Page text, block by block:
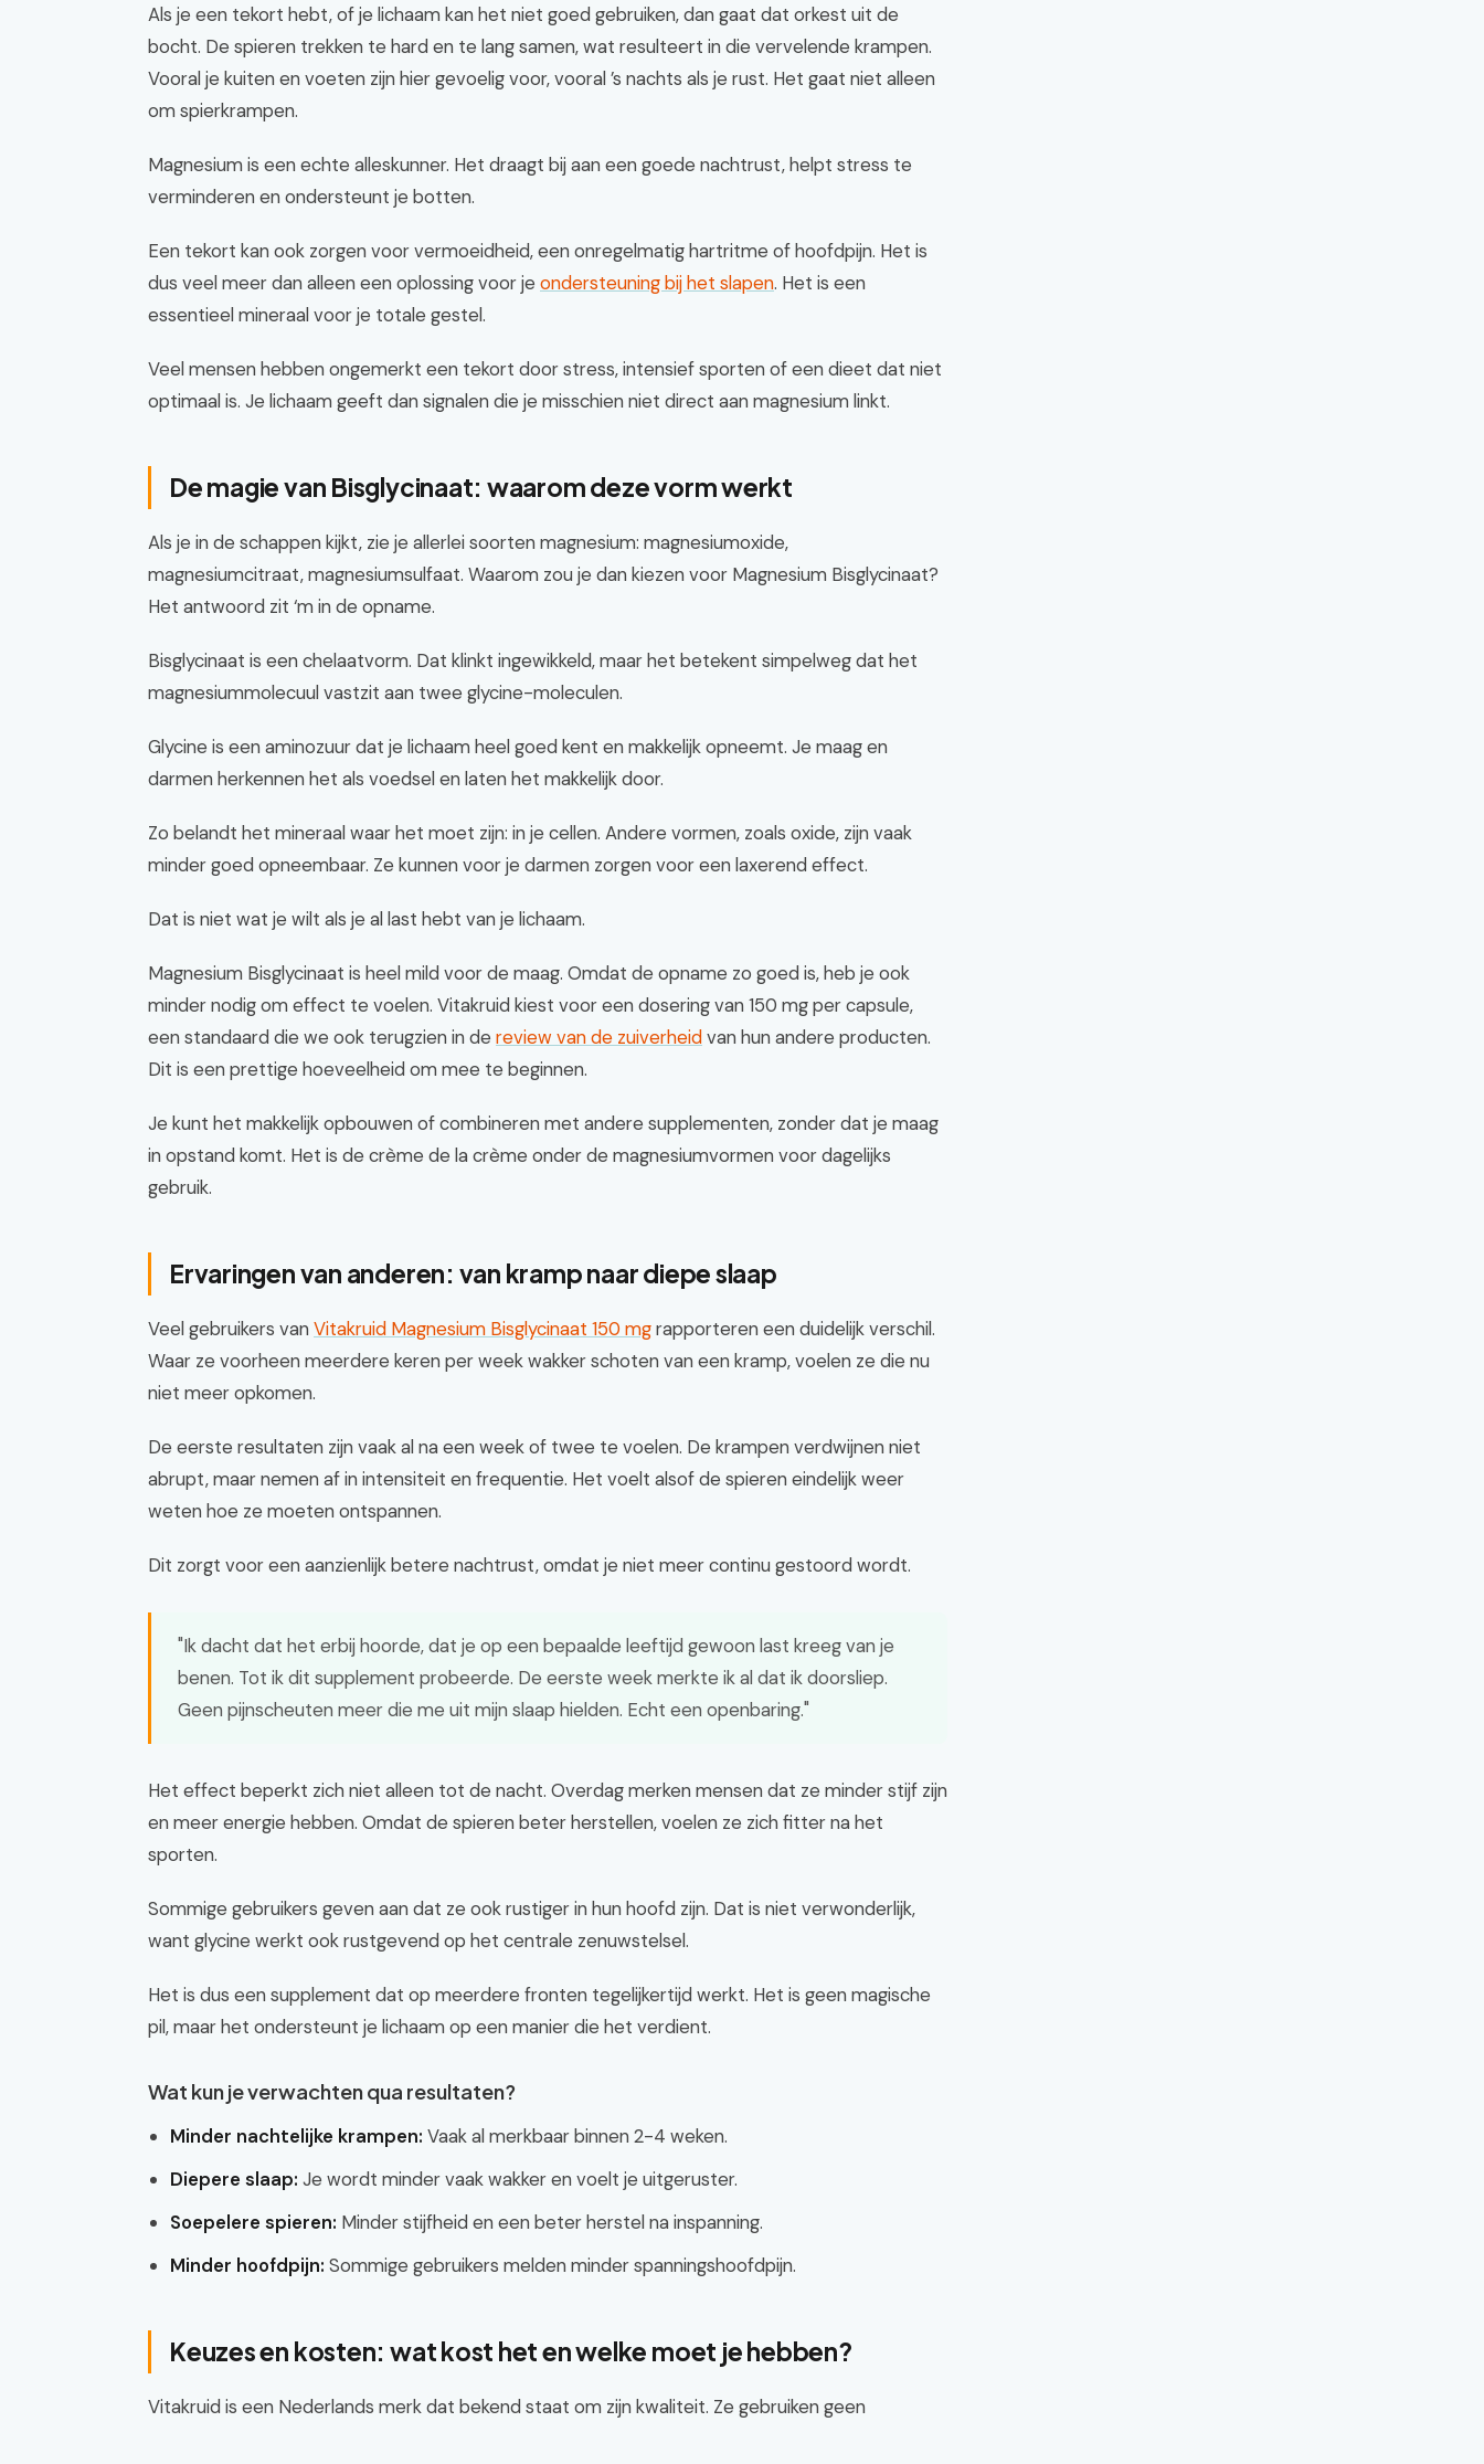
Als je een tekort hebt, of je lichaam kan het niet goed gebruiken, dan gaat dat orkest uit de
bocht. De spieren trekken te hard en te lang samen, wat resulteert in die vervelende krampen.
Vooral je kuiten en voeten zijn hier gevoelig voor, vooral ’s nachts als je rust. Het gaat niet alleen
om spierkrampen.
Magnesium is een echte alleskunner. Het draagt bij aan een goede nachtrust, helpt stress te
verminderen en ondersteunt je botten.
Een tekort kan ook zorgen voor vermoeidheid, een onregelmatig hartritme of hoofdpijn. Het is
dus veel meer dan alleen een oplossing voor je ondersteuning bij het slapen. Het is een
essentieel mineraal voor je totale gestel.
Veel mensen hebben ongemerkt een tekort door stress, intensief sporten of een dieet dat niet
optimaal is. Je lichaam geeft dan signalen die je misschien niet direct aan magnesium linkt.
De magie van Bisglycinaat: waarom deze vorm werkt
Als je in de schappen kijkt, zie je allerlei soorten magnesium: magnesiumoxide,
magnesiumcitraat, magnesiumsulfaat. Waarom zou je dan kiezen voor Magnesium Bisglycinaat?
Het antwoord zit ‘m in de opname.
Bisglycinaat is een chelaatvorm. Dat klinkt ingewikkeld, maar het betekent simpelweg dat het
magnesiummolecuul vastzit aan twee glycine-moleculen.
Glycine is een aminozuur dat je lichaam heel goed kent en makkelijk opneemt. Je maag en
darmen herkennen het als voedsel en laten het makkelijk door.
Zo belandt het mineraal waar het moet zijn: in je cellen. Andere vormen, zoals oxide, zijn vaak
minder goed opneembaar. Ze kunnen voor je darmen zorgen voor een laxerend effect.
Dat is niet wat je wilt als je al last hebt van je lichaam.
Magnesium Bisglycinaat is heel mild voor de maag. Omdat de opname zo goed is, heb je ook
minder nodig om effect te voelen. Vitakruid kiest voor een dosering van 150 mg per capsule,
een standaard die we ook terugzien in de review van de zuiverheidvan hun andere producten.
Dit is een prettige hoeveelheid om mee te beginnen.
Je kunt het makkelijk opbouwen of combineren met andere supplementen, zonder dat je maag
in opstand komt. Het is de crème de la crème onder de magnesiumvormen voor dagelijks
gebruik.
Ervaringen van anderen: van kramp naar diepe slaap
Veel gebruikers vanVitakruid Magnesium Bisglycinaat 150 mgrapporteren een duidelijk verschil.
Waar ze voorheen meerdere keren per week wakker schoten van een kramp, voelen ze die nu
niet meer opkomen.
De eerste resultaten zijn vaak al na een week of twee te voelen. De krampen verdwijnen niet
abrupt, maar nemen af in intensiteit en frequentie. Het voelt alsof de spieren eindelijk weer
weten hoe ze moeten ontspannen.
Dit zorgt voor een aanzienlijk betere nachtrust, omdat je niet meer continu gestoord wordt.
"Ik dacht dat het erbij hoorde, dat je op een bepaalde leeftijd gewoon last kreeg van je
benen. Tot ik dit supplement probeerde. De eerste week merkte ik al dat ik doorsliep.
Geen pijnscheuten meer die me uit mijn slaap hielden. Echt een openbaring."
Het effect beperkt zich niet alleen tot de nacht. Overdag merken mensen dat ze minder stijf zijn
en meer energie hebben. Omdat de spieren beter herstellen, voelen ze zich fitter na het
sporten.
Sommige gebruikers geven aan dat ze ook rustiger in hun hoofd zijn. Dat is niet verwonderlijk,
want glycine werkt ook rustgevend op het centrale zenuwstelsel.
Het is dus een supplement dat op meerdere fronten tegelijkertijd werkt. Het is geen magische
pil, maar het ondersteunt je lichaam op een manier die het verdient.
Wat kun je verwachten qua resultaten?
Minder nachtelijke krampen: Vaak al merkbaar binnen 2-4 weken.
Diepere slaap: Je wordt minder vaak wakker en voelt je uitgeruster.
Soepelere spieren: Minder stijfheid en een beter herstel na inspanning.
Minder hoofdpijn: Sommige gebruikers melden minder spanningshoofdpijn.
Keuzes en kosten: wat kost het en welke moet je hebben?
Vitakruid is een Nederlands merk dat bekend staat om zijn kwaliteit. Ze gebruiken geen